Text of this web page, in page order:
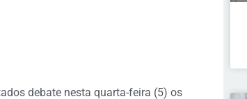
debate nesta quarta-feira (5) os